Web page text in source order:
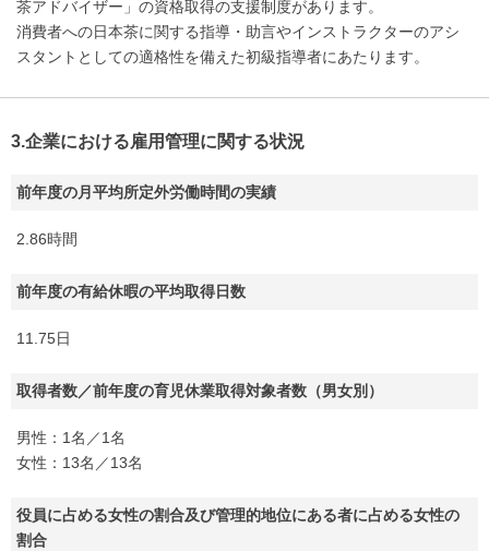
茶アドバイザー」の資格取得の支援制度があります。
消費者への日本茶に関する指導・助言やインストラクターのアシ
スタントとしての適格性を備えた初級指導者にあたります。
3.企業における雇用管理に関する状況
前年度の月平均所定外労働時間の実績
2.86時間
前年度の有給休暇の平均取得日数
11.75日
取得者数／前年度の育児休業取得対象者数（男女別）
男性：1名／1名
女性：13名／13名
役員に占める女性の割合及び管理的地位にある者に占める女性の
割合